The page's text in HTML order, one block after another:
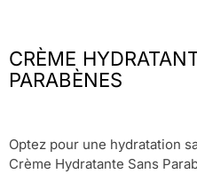
CRÈME
PARABÈNES
Optez pour une hydratation
Crème Hydratante Sans